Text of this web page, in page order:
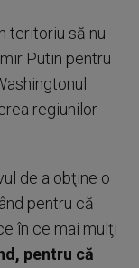
teritoriu să nu
Putin pentru
regiunilor
de a obţine o
pentru că
în ce mai mulţi
pentru că